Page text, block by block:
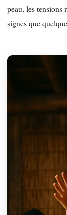
peau, les tensions
signes que